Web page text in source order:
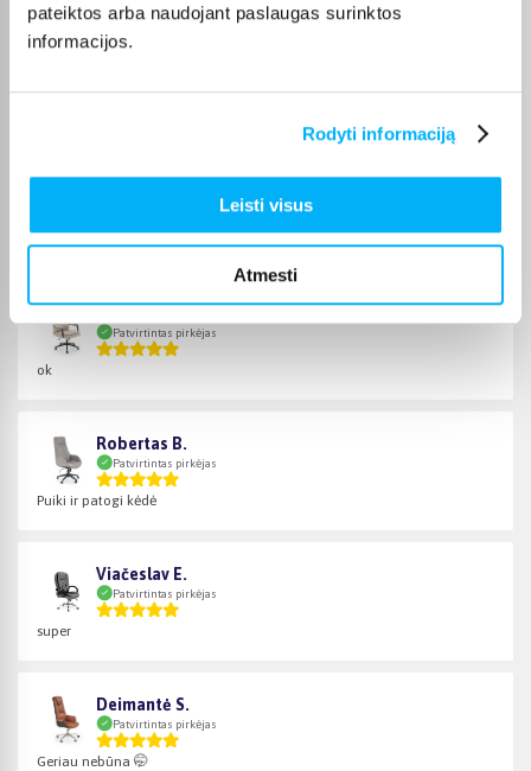
pateiktos arba naudojant paslaugas surinktos
informacijos.
Rodyti informaciją
Leisti visus
Atmesti
visada nurodoma konkretaus produkto puslapyje.
Taip pat galite rinktis nemokamą lizingą iki 24 mėn., kad
Pirkėjų atsiliepimai apie prekes
Patvirtintas pirkėjas
ok
Robertas B.
Patvirtintas pirkėjas
Puiki ir patogi kėdė
Viačeslav E.
Patvirtintas pirkėjas
super
Deimantė S.
Patvirtintas pirkėjas
Geriau nebūna 🤭